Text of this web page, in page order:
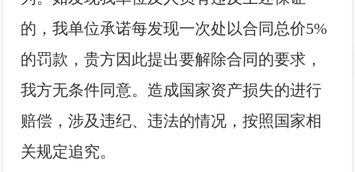
的，我单位承诺每发现一次处以合同总价5%
的罚款，贵方因此提出要解除合同的要求，
我方无条件同意。造成国家资产损失的进行
赔偿，涉及违纪、违法的情况，按照国家相
关规定追究。